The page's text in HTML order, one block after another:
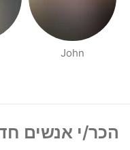
John
הכר/י אנשים